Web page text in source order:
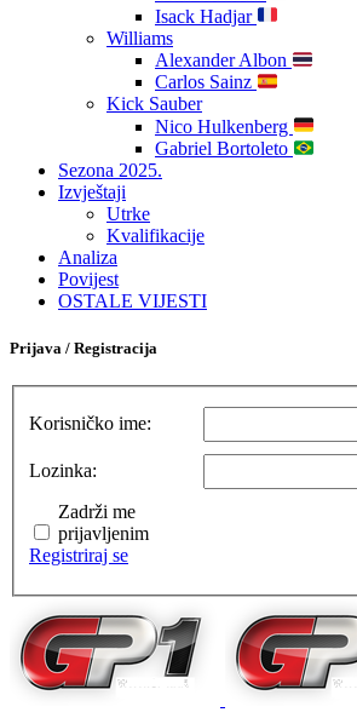
Isack Hadjar
Williams
Alexander Albon
Carlos Sainz
Kick Sauber
Nico Hulkenberg
Gabriel Bortoleto
Sezona 2025.
Izvještaji
Utrke
Kvalifikacije
Analiza
Povijest
OSTALE VIJESTI
Prijava / Registracija
Korisničko ime:
Lozinka:
Zadrži me
prijavljenim
Registriraj se